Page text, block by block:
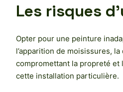
Les risques
Opter pour une peinture
l’apparition de moisissures,
compromettant la propreté et
cette installation particulière.